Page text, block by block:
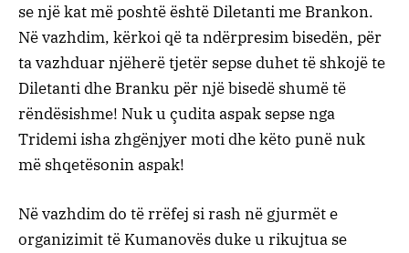
se një kat më poshtë është Diletanti me Brankon.
Në vazhdim, kërkoi që ta ndërpresim bisedën, për
ta vazhduar njëherë tjetër sepse duhet të shkojë te
Diletanti dhe Branku për një bisedë shumë të
rëndësishme! Nuk u çudita aspak sepse nga
Tridemi isha zhgënjyer moti dhe këto punë nuk
më shqetësonin aspak!
Në vazhdim do të rrëfej si rash në gjurmët e
organizimit të Kumanovës duke u rikujtua se